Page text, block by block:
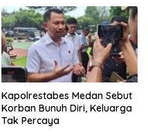
Kapolrestabes Medan Sebut
Korban Bunuh Diri, Keluarga
Tak Percaya